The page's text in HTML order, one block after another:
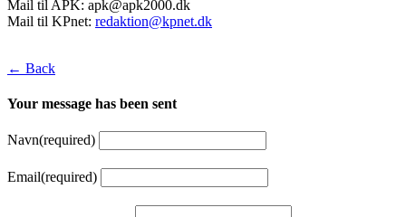
Mail til APK: apk@apk2000.dk
Mail til KPnet: redaktion@kpnet.dk
← Back
Your message has been sent
Navn(required)
Email(required)